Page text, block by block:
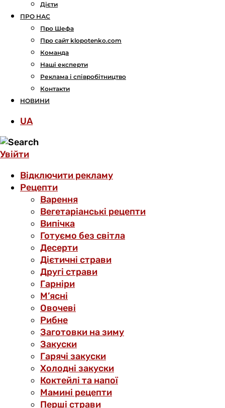
Дієти
ПРО НАС
Про Шефа
Про сайт klopotenko.com
Команда
Наші експерти
Реклама і співробітництво
Контакти
НОВИНИ
UA
Увійти
Відключити рекламу
Рецепти
Варення
Вегетаріанські рецепти
Випічка
Готуємо без світла
Десерти
Дієтичні страви
Другі страви
Гарніри
М’ясні
Овочеві
Рибне
Заготовки на зиму
Закуски
Гарячі закуски
Холодні закуски
Коктейлі та напої
Мамині рецепти
Перші страви